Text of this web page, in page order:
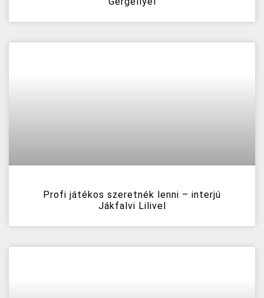
Profi játékos szeretnék lenni – interjú
Jákfalvi Lilivel